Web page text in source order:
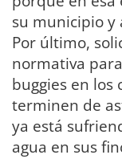
su municipio y
Por último,
normativa
buggies en
terminen de
ya está
agua en sus